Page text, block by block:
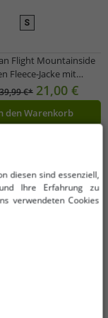
S
Flight Mountainside
Fleece-Jacke mit
Fell-Jacke Übergangs-
010 Schwarz
€* 21,00 €
den Warenkorb
diesen sind essenziell,
Ihre Erfahrung zu
verwendeten Cookies